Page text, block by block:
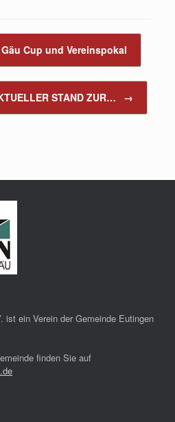
Cup und Vereinspokal
STAND ZUR… →
ist ein Verein der Gemeinde Eutingen
finden Sie auf